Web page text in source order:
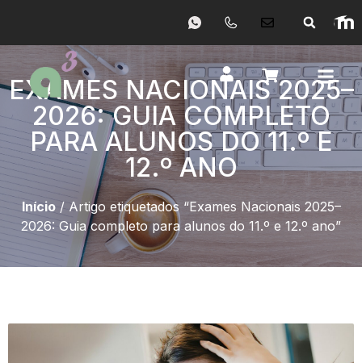
EXAMES NACIONAIS 2025–
2026: GUIA COMPLETO
PARA ALUNOS DO 11.º E
12.º ANO
Início/ Artigo etiquetados “Exames Nacionais 2025–
2026: Guia completo para alunos do 11.º e 12.º ano”